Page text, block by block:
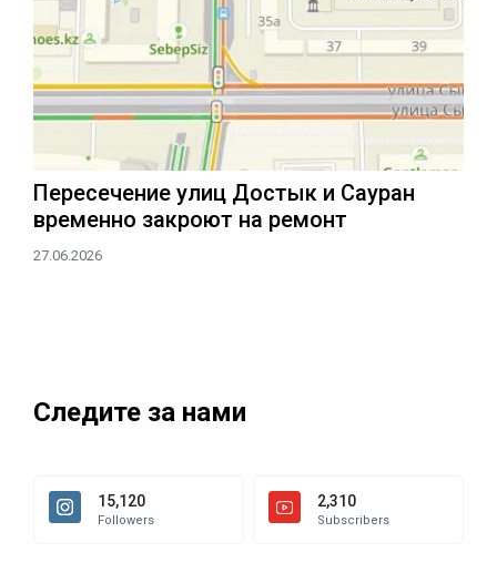
Пересечение улиц Достык и Сауран
временно закроют на ремонт
27.06.2026
Следите за нами
15,120
Followers
2,310
Subscribers